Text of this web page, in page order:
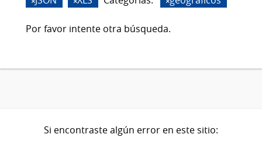
Por favor intente otra búsqueda.
Si encontraste algún error en este sitio: